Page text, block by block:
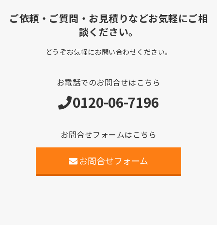
ご依頼・ご質問・お見積りなどお気軽にご相
談ください。
どうぞお気軽にお問い合わせください。
お電話でのお問合せはこちら
0120-06-7196
お問合せフォームはこちら
お問合せフォーム